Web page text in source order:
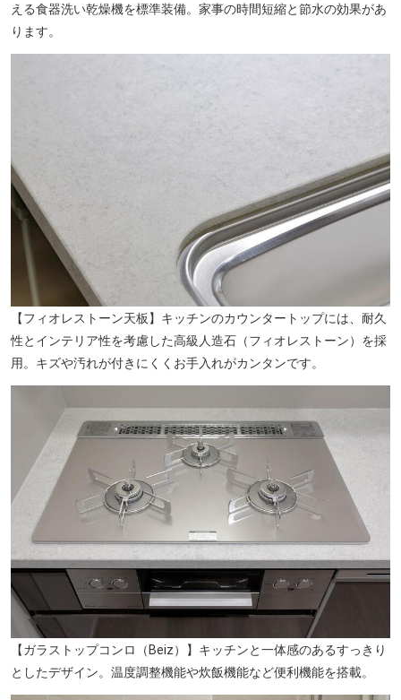
える食器洗い乾燥機を標準装備。家事の時間短縮と節水の効果があ
ります。
【フィオレストーン天板】キッチンのカウンタートップには、耐久
性とインテリア性を考慮した高級人造石（フィオレストーン）を採
用。キズや汚れが付きにくくお手入れがカンタンです。
【ガラストップコンロ（Beiz）】キッチンと一体感のあるすっきり
としたデザイン。温度調整機能や炊飯機能など便利機能を搭載。